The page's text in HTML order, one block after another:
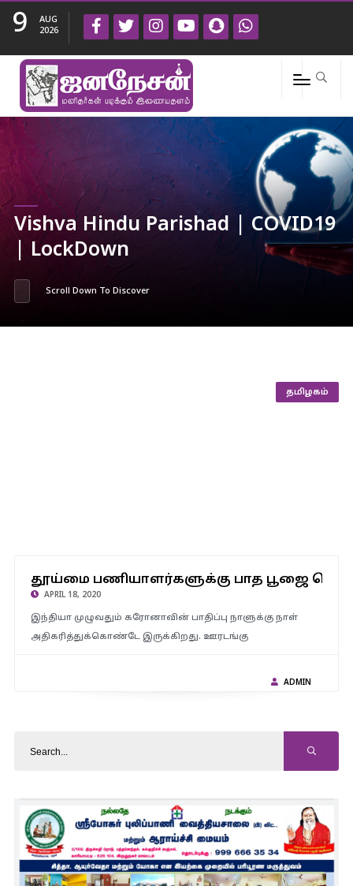
9
AUG
2026
Vishva Hindu Parishad | COVID19
| LockDown
Scroll Down To Discover
தூய்மை பணியாளர்களுக்கு பாத பூஜை செய்த விஷ்வ ஹிந்து
பரிஷத்…!!!
தமிழகம்
தூய்மை பணியாளர்களுக்கு பாத பூஜை
APRIL 18, 2020
இந்தியா முழுவதும் கரோனாவின் பாதிப்பு நாளுக்கு நாள்
அதிகரித்துக்கொண்டே இருக்கிறது. ஊரடங்கு
ADMIN